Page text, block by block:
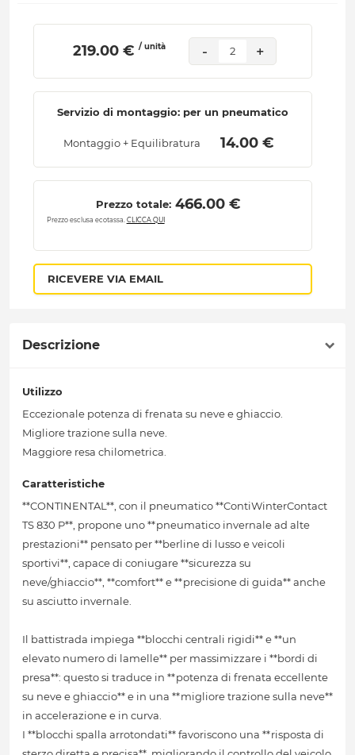
219.00 € / unità - 2 +
Servizio di montaggio: per un pneumatico
Montaggio + Equilibratura 14.00 €
Prezzo totale: 466.00 €
Prezzo esclusa ecotassa. CLICCA QUI
RICEVERE VIA EMAIL
Descrizione
Utilizzo
Eccezionale potenza di frenata su neve e ghiaccio.
Migliore trazione sulla neve.
Maggiore resa chilometrica.
Caratteristiche
**CONTINENTAL**, con il pneumatico **ContiWinterContact
TS 830 P**, propone uno **pneumatico invernale ad alte
prestazioni** pensato per **berline di lusso e veicoli
sportivi**, capace di coniugare **sicurezza su
neve/ghiaccio**, **comfort** e **precisione di guida** anche
su asciutto invernale.
Il battistrada impiega **blocchi centrali rigidi** e **un
elevato numero di lamelle** per massimizzare i **bordi di
presa**: questo si traduce in **potenza di frenata eccellente
su neve e ghiaccio** e in una **migliore trazione sulla neve**
in accelerazione e in curva.
I **blocchi spalla arrotondati** favoriscono una **risposta di